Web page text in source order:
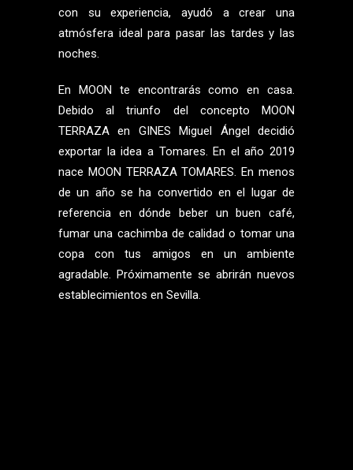
con su experiencia, ayudó a crear una
atmósfera ideal para pasar las tardes y las
noches.
En MOON te encontrarás como en casa.
Debido al triunfo del concepto MOON
TERRAZA en GINES Miguel Ángel decidió
exportar la idea a Tomares. En el año 2019
nace MOON TERRAZA TOMARES. En menos
de un año se ha convertido en el lugar de
referencia en dónde beber un buen café,
fumar una cachimba de calidad o tomar una
copa con tus amigos en un ambiente
agradable. Próximamente se abrirán nuevos
establecimientos en Sevilla.